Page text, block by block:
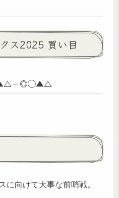
ス2025 買い目
ー◎◯▲△
に向けて大事な前哨戦。